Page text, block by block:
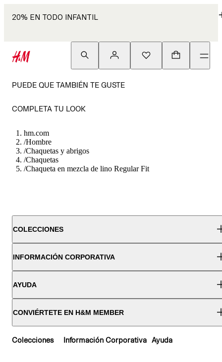
20% EN TODO INFANTIL
PUEDE QUE TAMBIÉN TE GUSTE
COMPLETA TU LOOK
hm.com
/Hombre
/Chaquetas y abrigos
/Chaquetas
/Chaqueta en mezcla de lino Regular Fit
COLECCIONES
INFORMACIÓN CORPORATIVA
AYUDA
CONVIÉRTETE EN H&M MEMBER
Colecciones Información Corporativa Ayuda